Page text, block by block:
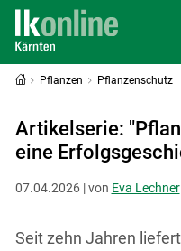
Pflanzen Pflanzenschutz
Artikelserie:
eine
07.04.2026 | von Eva Lechner
Seit zehn Jahren